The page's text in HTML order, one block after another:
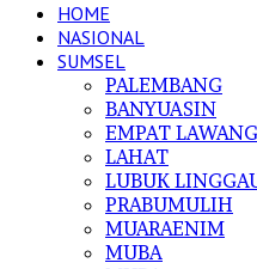
HOME
NASIONAL
SUMSEL
PALEMBANG
BANYUASIN
EMPAT LAWANG
LAHAT
LUBUK
PRABUMULIH
MUARAENIM
MUBA